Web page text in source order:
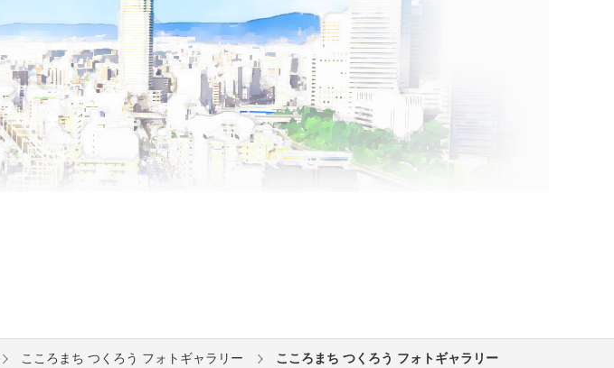
こころまち つくろう フォトギャラリー
こころまち つくろう フォトギャラリー